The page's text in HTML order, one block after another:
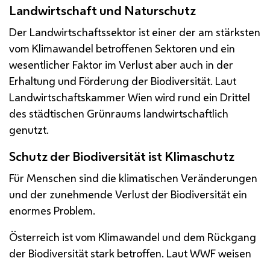
Landwirtschaft und Naturschutz
Der Landwirtschaftssektor ist einer der am stärksten
vom Klimawandel betroffenen Sektoren und ein
wesentlicher Faktor im Verlust aber auch in der
Erhaltung und Förderung der Biodiversität. Laut
Landwirtschaftskammer Wien wird rund ein Drittel
des städtischen Grünraums landwirtschaftlich
genutzt.
Schutz der Biodiversität ist Klimaschutz
Für Menschen sind die klimatischen Veränderungen
und der zunehmende Verlust der Biodiversität ein
enormes Problem.
Österreich ist vom Klimawandel und dem Rückgang
der Biodiversität stark betroffen. Laut WWF weisen